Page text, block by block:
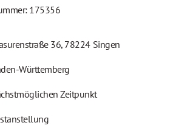
175356
36, 78224 Singen
Württemberg
Zeitpunkt